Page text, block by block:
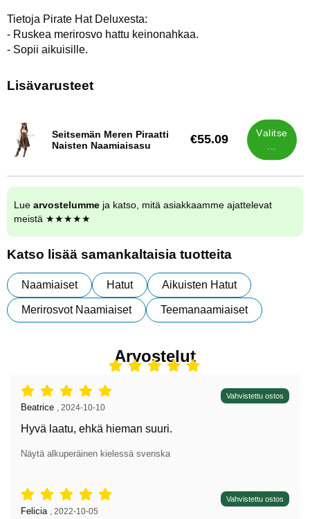
Tietoja Pirate Hat Deluxesta:
- Ruskea merirosvo hattu keinonahkaa.
- Sopii aikuisille.
Lisävarusteet
Seitsemän Meren Piraatti
Naisten Naamiaisasu
Tuote.nro 6887 €55.09
Valitse
...
Lue arvostelumme ja katso, mitä asiakkaamme ajattelevat
meistä ★★★★★
Katso lisää samankaltaisia tuotteita
Naamiaiset Hatut Aikuisten Hatut
Merirosvot Naamiaiset Teemanaamiaiset
Arvostelut
Arvostelu: 5 tähdet / 5, Vahvistettu ostos
Arvostelun kirjoittaja:
Beatrice 2024-10-10
Hyvä laatu, ehkä hieman suuri.
Näytä alkuperäinen kielessä svenska
Arvostelu: 5 tähdet / 5, Vahvistettu ostos
Arvostelun kirjoittaja:
Felicia 2022-10-05